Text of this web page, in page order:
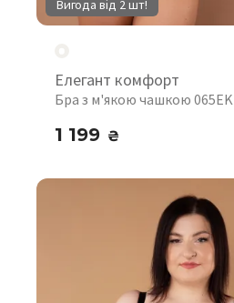
Вигода від 2 шт!
Елегант комфорт
Бра з м'якою чашкою 065EK
1 199 ₴